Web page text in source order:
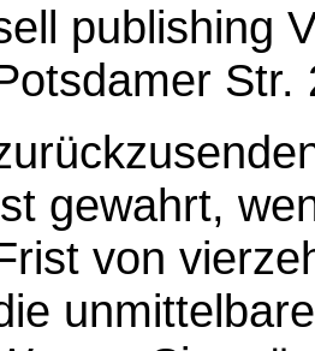
publishing
Str.
gewahrt,
von